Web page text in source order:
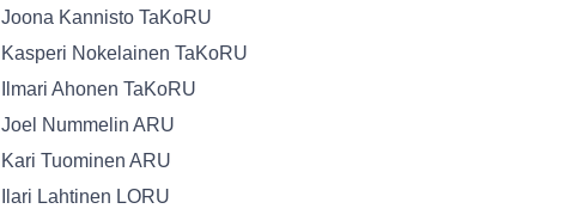
Joona Kannisto TaKoRU
Kasperi Nokelainen TaKoRU
Ilmari Ahonen TaKoRU
Joel Nummelin ARU
Kari Tuominen ARU
Ilari Lahtinen LORU